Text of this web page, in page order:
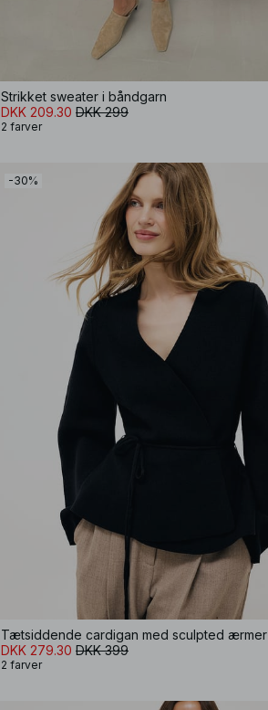
Strikket sweater i båndgarn
DKK 209.30 DKK 299
2 farver
-30%
Tætsiddende cardigan med sculpted ærmer
DKK 279.30 DKK 399
2 farver